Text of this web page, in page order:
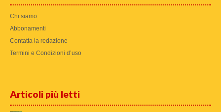
Chi siamo
Abbonamenti
Contatta la redazione
Termini e Condizioni d’uso
Articoli più letti